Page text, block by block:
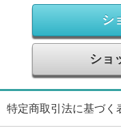
シ
ショ
特定商取引法に基づく